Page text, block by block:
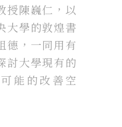
授陳巍仁，以
大學的敦煌書
德，一同用有
討大學現有的
能的改善空